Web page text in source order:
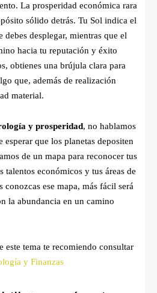
La prosperidad económica rara
sólido detrás. Tu Sol indica el
desplegar, mientras que el
hacia tu reputación y éxito
obtienes una brújula clara para
que, además de realización
material.
y prosperidad, no hablamos
que los planetas depositen
de un mapa para reconocer tus
talentos económicos y tus áreas de
conozcas ese mapa, más fácil será
la abundancia en un camino
este tema te recomiendo consultar
y Finanzas